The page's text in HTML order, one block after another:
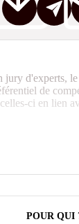
jury d'experts,
de
ci en lien
POUR QUI